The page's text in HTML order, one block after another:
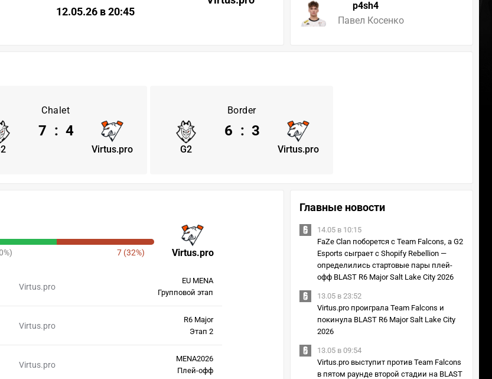
p4sh4
Павел Косенко
12.05.26 в 20:45
Chalet
Virtus.pro
7 : 4
Border
G2 Virtus.pro
6 : 3
Virtus.pro
7 (32%)
Virtus.pro
EU MENA
Групповой этап
Virtus.pro
R6 Major
Этап 2
Virtus.pro
MENA2026
Плей-офф
Главные новости
14.05 в 10:15
FaZe Clan поборется с Team Falcons, а G2
Esports сыграет с Shopify Rebellion —
определились стартовые пары плей-
офф BLAST R6 Major Salt Lake City 2026
13.05 в 23:52
Virtus.pro проиграла Team Falcons и
покинула BLAST R6 Major Salt Lake City
2026
13.05 в 09:54
Virtus.pro выступит против Team Falcons
в пятом раунде второй стадии на BLAST